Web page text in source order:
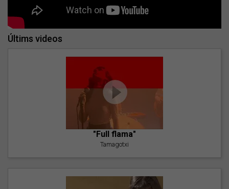
Últims videos
"Full flama"
Tamagotxi